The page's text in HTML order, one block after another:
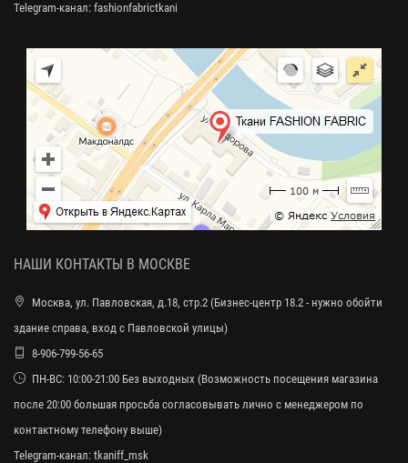
Telegram-канал: fashionfabrictkani
НАШИ КОНТАКТЫ В МОСКВЕ
Москва, ул. Павловская, д.18, стр.2 (Бизнес-центр 18.2 - нужно обойти
здание справа, вход с Павловской улицы)
8-906-799-56-65
ПН-ВС: 10:00-21:00 Без выходных (Возможность посещения магазина
после 20:00 большая просьба согласовывать лично с менеджером по
контактному телефону выше)
Telegram-канал: tkaniff_msk